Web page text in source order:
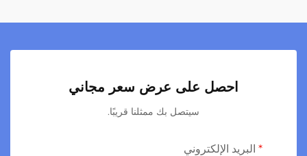
احصل على عرض سعر مجاني
سيتصل بك ممثلنا قريبًا.
الإلكتروني